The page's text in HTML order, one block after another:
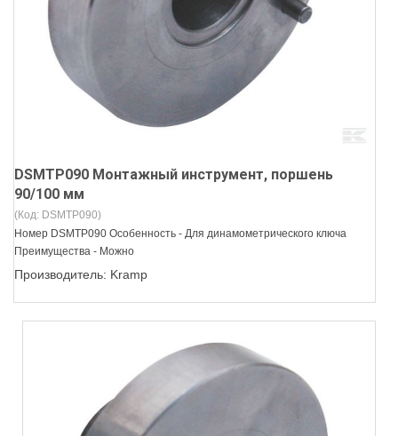
DSMTP090 Монтажный инструмент, поршень
90/100 мм
(Код: DSMTP090)
Номер DSMTP090 Особенность - Для динамометрического ключа
Преимущества - Можно
Производитель: Kramp